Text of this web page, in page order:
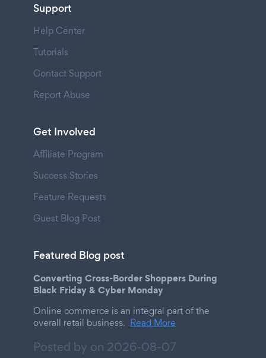
Support
Help Center
Tutorials
Contact Support
Report Abuse
Get Involved
Affiliate Program
Success Stories
Feature Requests
Guest Blog Post
Featured Blog post
Converting Cross-Border Shoppers During
Black Friday & Cyber Monday
Online commerce is an integral part of the
overall retail business. Read More
Posted by on 2026-08-07